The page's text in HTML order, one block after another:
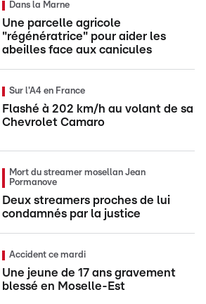
Dans la Marne
Une parcelle agricole
"régénératrice" pour aider les
abeilles face aux canicules
Sur l'A4 en France
Flashé à 202 km/h au volant de sa
Chevrolet Camaro
Mort du streamer mosellan Jean
Pormanove
Deux streamers proches de lui
condamnés par la justice
Accident ce mardi
Une jeune de 17 ans gravement
blessé en Moselle-Est